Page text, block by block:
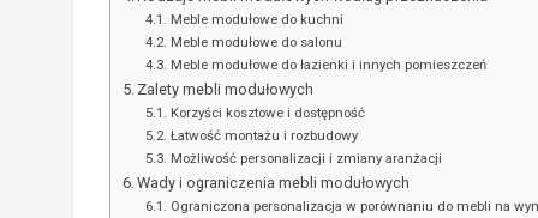
Meble modułowe do kuchni
Meble modułowe do salonu
Meble modułowe do łazienki i innych pomieszczeń
Zalety mebli modułowych
Korzyści kosztowe i dostępność
Łatwość montażu i rozbudowy
Możliwość personalizacji i zmiany aranżacji
Wady i ograniczenia mebli modułowych
Ograniczona personalizacja w porównaniu do mebli na